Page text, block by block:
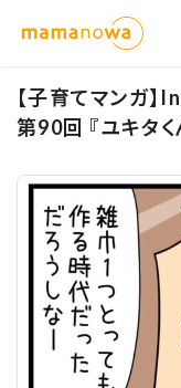
【子育てマンガ
第90回 『ユキタく